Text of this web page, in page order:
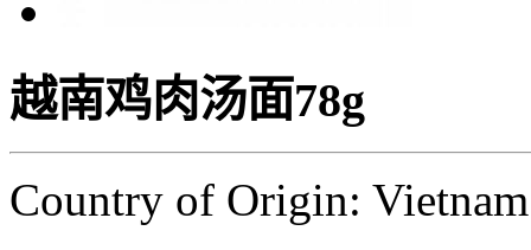
越南鸡肉汤面78g
Country of Origin: Vietnam